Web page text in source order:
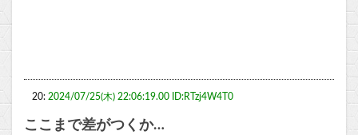
20: 2024/07/25(木) 22:06:19.00 ID:RTzj4W4T0
ここまで差がつくか…